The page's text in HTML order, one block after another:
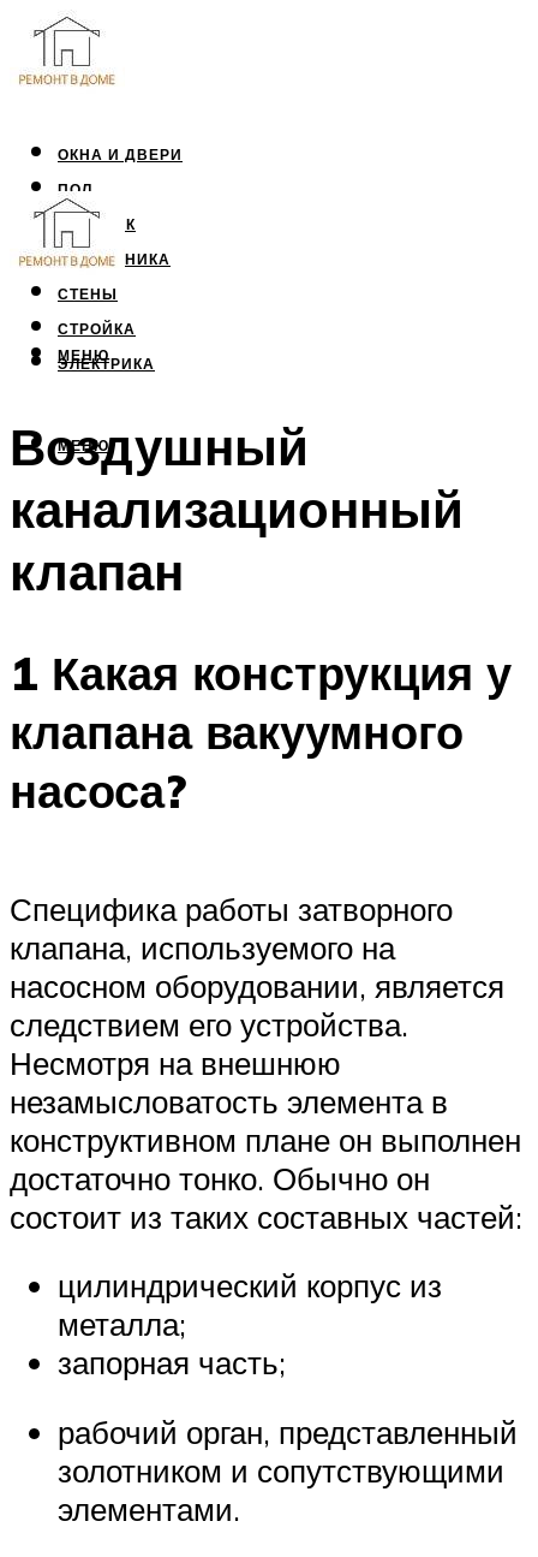
ОКНА И ДВЕРИ
ПОЛ
ПОТОЛОК
САНТЕХНИКА
СТЕНЫ
СТРОЙКА
ЭЛЕКТРИКА
МЕНЮ
МЕНЮ
Воздушный
канализационный
клапан
1 Какая конструкция у
клапана вакуумного
насоса?
Специфика работы затворного
клапана, используемого на
насосном оборудовании, является
следствием его устройства.
Несмотря на внешнюю
незамысловатость элемента в
конструктивном плане он выполнен
достаточно тонко. Обычно он
состоит из таких составных частей:
цилиндрический корпус из
металла;
запорная часть;
рабочий орган, представленный
золотником и сопутствующими
элементами.